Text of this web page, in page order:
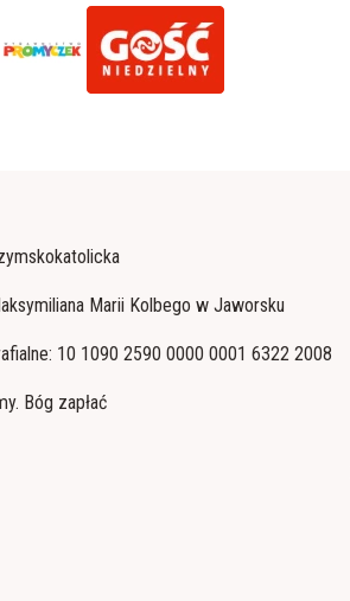
Marii Kolbego w Jaworsku
10 1090 2590 0000 0001 6322 2008
Bóg zapłać